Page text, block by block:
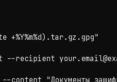
+%Y%m%d).tar.gz.gpg"